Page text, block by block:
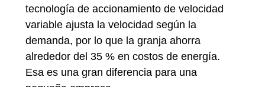
tecnología de accionamiento de velocidad
variable ajusta la velocidad según la
demanda, por lo que la granja ahorra
alrededor del 35 % en costos de energía.
Esa es una gran diferencia para una